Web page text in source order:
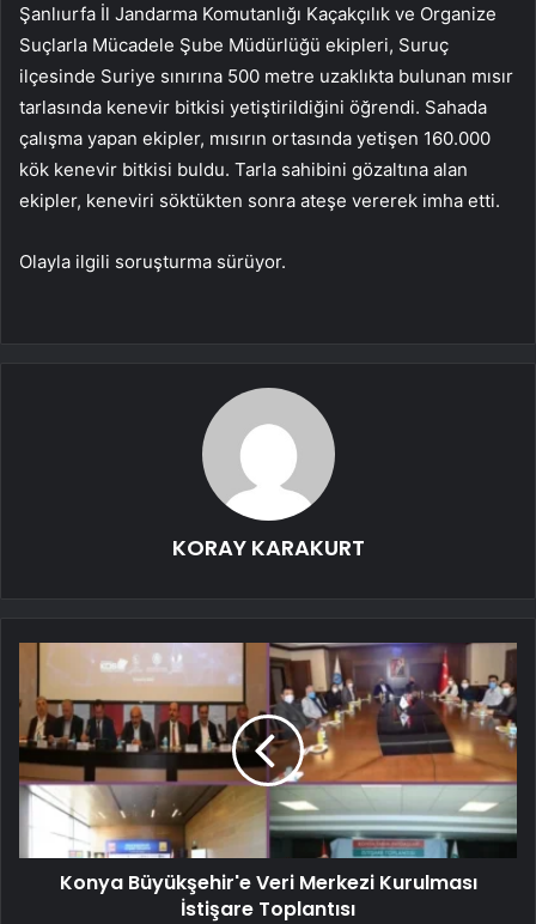
Şanlıurfa İl Jandarma Komutanlığı Kaçakçılık ve Organize
Suçlarla Mücadele Şube Müdürlüğü ekipleri, Suruç
ilçesinde Suriye sınırına 500 metre uzaklıkta bulunan mısır
tarlasında kenevir bitkisi yetiştirildiğini öğrendi. Sahada
çalışma yapan ekipler, mısırın ortasında yetişen 160.000
kök kenevir bitkisi buldu. Tarla sahibini gözaltına alan
ekipler, keneviri söktükten sonra ateşe vererek imha etti.
Olayla ilgili soruşturma sürüyor.
KORAY KARAKURT
Konya Büyükşehir'e Veri Merkezi Kurulması
İstişare Toplantısı